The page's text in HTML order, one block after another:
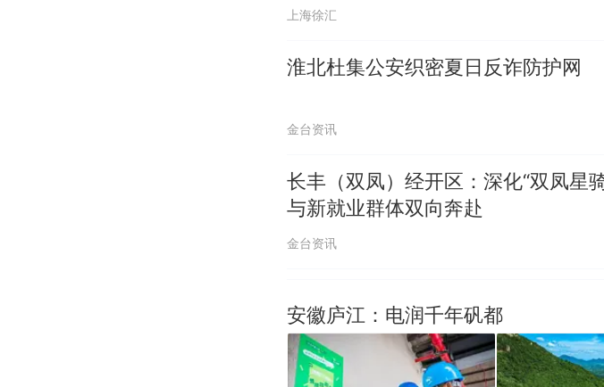
男子上山采菌偶然发现鸡
美国渔民钓获鲨鱼徒手将
热 那个在床头放菜刀的女
上海徐汇
淮北杜集公安织密夏日反诈防护网
金台资讯
长丰（双凤）经开区：深化“双凤星
与新就业群体双向奔赴
金台资讯
安徽庐江：电润千年矾都